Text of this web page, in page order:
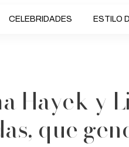
CELEBRIDADES ESTILO
Hayek y
que